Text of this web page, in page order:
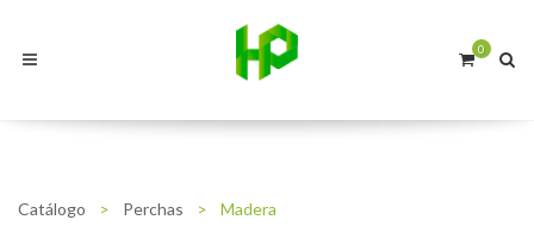
0
Catálogo > Perchas > Madera